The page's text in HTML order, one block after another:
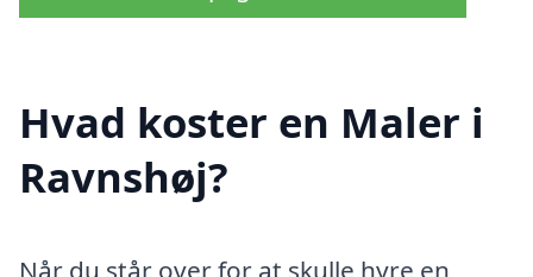
Hvad koster en Maler i
Ravnshøj?
Når du står over for at skulle hyre en